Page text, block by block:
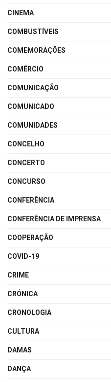
CINEMA
COMBUSTÍVEIS
COMEMORAÇÕES
COMÉRCIO
COMUNICAÇÃO
COMUNICADO
COMUNIDADES
CONCELHO
CONCERTO
CONCURSO
CONFERÊNCIA
CONFERÊNCIA DE IMPRENSA
COOPERAÇÃO
COVID-19
CRIME
CRÓNICA
CRONOLOGIA
CULTURA
DAMAS
DANÇA